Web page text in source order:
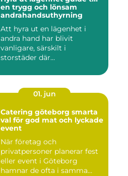
en trygg och lönsam
andrahandsuthyrning
Att hyra ut en lägenhet i
andra hand har blivit
vanligare, särskilt i
storstäder där
01. jun
Catering göteborg smarta
val för god mat och lyckade
event
När företag och
privatpersoner planerar fest
eller event i Göteborg
hamnar de ofta i samma